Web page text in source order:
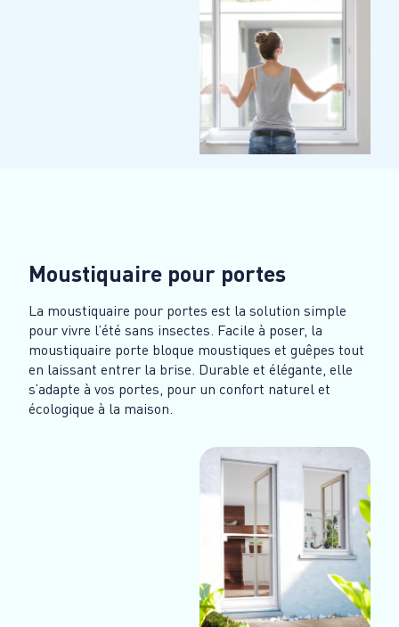
Moustiquaire pour portes
La moustiquaire pour portes est la solution simple
pour vivre l’été sans insectes. Facile à poser, la
moustiquaire porte bloque moustiques et guêpes tout
en laissant entrer la brise. Durable et élégante, elle
s’adapte à vos portes, pour un confort naturel et
écologique à la maison.